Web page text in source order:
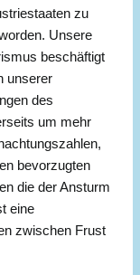
zu
Unsere
beschäftigt
unserer
des
um mehr
bevorzugten
die der Ansturm
eine
zwischen Frust